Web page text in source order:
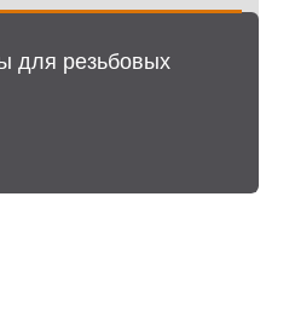
для резьбовых